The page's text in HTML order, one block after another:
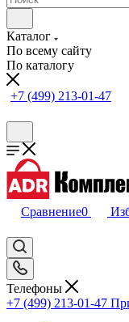
Каталог
По всему сайту
По каталогу
+7 (499) 213-01-47
Сравнение0
Телефоны
+7 (499) 213-01-47